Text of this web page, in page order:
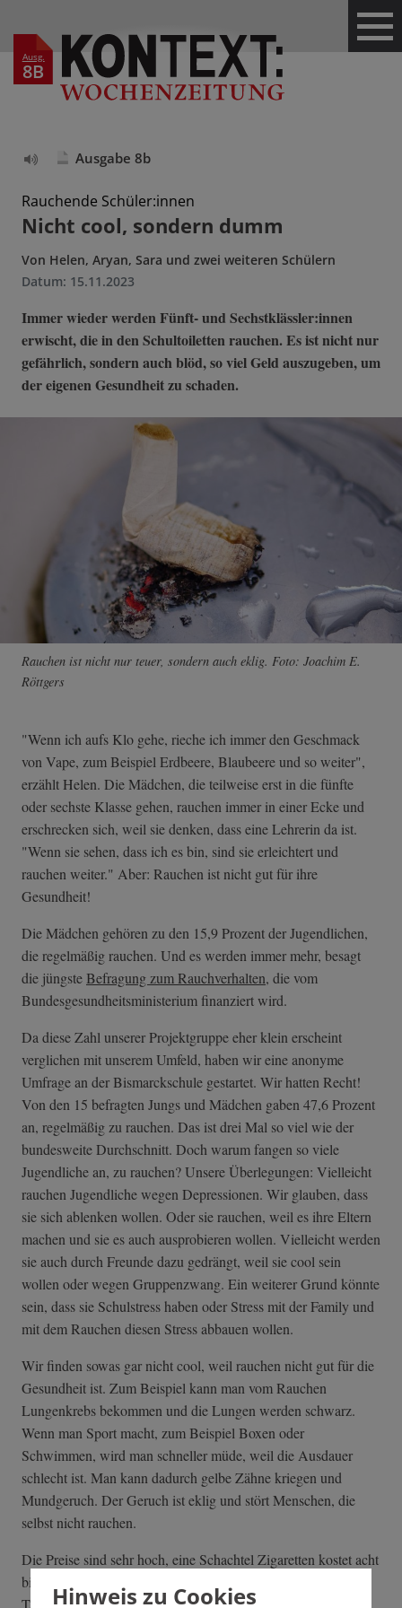
Ausg.
vorlesen
Ausgabe 8b
Rauchende Schüler:innen
Nicht cool, sondern dumm
Von Helen, Aryan, Sara und zwei weiteren Schülern
Datum: 15.11.2023
Immer wieder werden Fünft- und Sechstklässler:innen
erwischt, die in den Schultoiletten rauchen. Es ist nicht nur
gefährlich, sondern auch blöd, so viel Geld auszugeben, um
der eigenen Gesundheit zu schaden.
Rauchen ist nicht nur teuer, sondern auch eklig. Foto: Joachim E.
Röttgers
"Wenn ich aufs Klo gehe, rieche ich immer den Geschmack
von Vape, zum Beispiel Erdbeere, Blaubeere und so weiter",
erzählt Helen. Die Mädchen, die teilweise erst in die fünfte
oder sechste Klasse gehen, rauchen immer in einer Ecke und
erschrecken sich, weil sie denken, dass eine Lehrerin da ist.
"Wenn sie sehen, dass ich es bin, sind sie erleichtert und
rauchen weiter." Aber: Rauchen ist nicht gut für ihre
Gesundheit!
Die Mädchen gehören zu den 15,9 Prozent der Jugendlichen,
die regelmäßig rauchen. Und es werden immer mehr, besagt
die jüngsteBefragung zum Rauchverhalten, die vom
Bundesgesundheitsministerium finanziert wird.
Da diese Zahl unserer Projektgruppe eher klein erscheint
verglichen mit unserem Umfeld, haben wir eine anonyme
Umfrage an der Bismarckschule gestartet. Wir hatten Recht!
Von den 15 befragten Jungs und Mädchen gaben 47,6 Prozent
an, regelmäßig zu rauchen. Das ist drei Mal so viel wie der
bundesweite Durchschnitt. Doch warum fangen so viele
Jugendliche an, zu rauchen? Unsere Überlegungen: Vielleicht
rauchen Jugendliche wegen Depressionen. Wir glauben, dass
sie sich ablenken wollen. Oder sie rauchen, weil es ihre Eltern
machen und sie es auch ausprobieren wollen. Vielleicht werden
sie auch durch Freunde dazu gedrängt, weil sie cool sein
wollen oder wegen Gruppenzwang. Ein weiterer Grund könnte
sein, dass sie Schulstress haben oder Stress mit der Family und
mit dem Rauchen diesen Stress abbauen wollen.
Wir finden sowas gar nicht cool, weil rauchen nicht gut für die
Gesundheit ist. Zum Beispiel kann man vom Rauchen
Lungenkrebs bekommen und die Lungen werden schwarz.
Wenn man Sport macht, zum Beispiel Boxen oder
Schwimmen, wird man schneller müde, weil die Ausdauer
schlecht ist. Man kann dadurch gelbe Zähne kriegen und
Mundgeruch. Der Geruch ist eklig und stört Menschen, die
selbst nicht rauchen.
Die Preise sind sehr hoch, eine Schachtel Zigaretten kostet acht
bis zehn Euro. Viele Jugendliche bekommen nicht so viel
Hinweis zu Cookies